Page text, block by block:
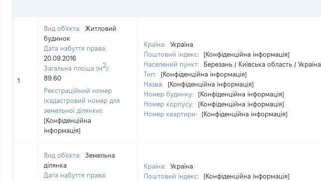
1
Вид об'єкта:
Житловий
будинок
Дата набуття права:
20.09.2016
Загальна площа (м2):
89.60
Реєстраційний номер
(кадастровий номер для
земельної ділянки):
[Конфіденційна
інформація]
Країна:
Україна
Поштовий індекс:
[Конфіденційна інформація]
Населений пункт:
Березань / Київська область / Україна
Тип:
[Конфіденційна інформація]
Назва:
[Конфіденційна інформація]
Номер будинку:
[Конфіденційна інформація]
Номер корпусу:
[Конфіденційна інформація]
Номер квартири:
[Конфіденційна інформація]
Вид об'єкта:
Земельна
ділянка
Дата набуття права:
Країна:
Україна
Поштовий індекс:
[Конфіденційна інформація]